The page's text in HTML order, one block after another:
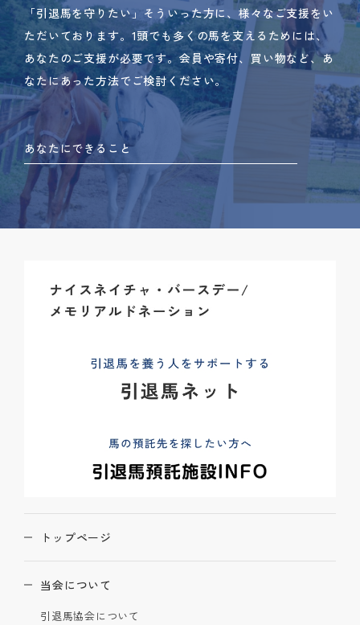
「引退馬を守りたい」そういった方に、様々なご支援をい
ただいております。 1頭でも多くの馬を支えるためには、
あなたのご支援が必要です。 会員や寄付、買い物など、あ
なたにあった方法でご検討ください。
あなたにできること
トップページ
当会について
引退馬協会について